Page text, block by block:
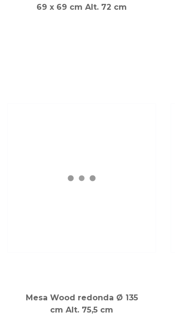
69 x 69 cm Alt. 72 cm
Mesa Wood redonda Ø 135
cm Alt. 75,5 cm